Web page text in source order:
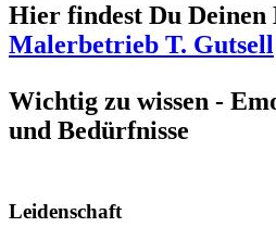
Hier findest Du
Malerbetrieb T. Gutsell
Wichtig zu wissen -
und Bedürfnisse
Leidenschaft